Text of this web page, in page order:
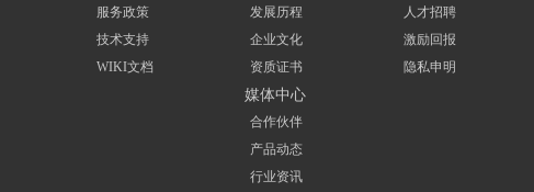
服务政策
技术支持
WIKI文档
发展历程
企业文化
资质证书
媒体中心
合作伙伴
产品动态
行业资讯
人才招聘
激励回报
隐私申明